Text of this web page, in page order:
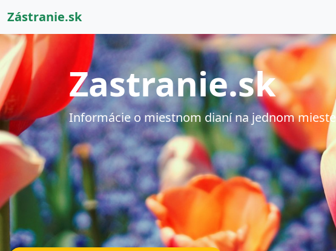
Zástranie.sk
Zastranie.sk
Informácie o miestnom dianí na jednom mieste